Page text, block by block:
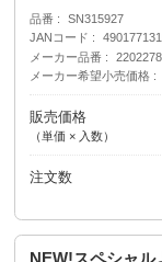
品番
SN315927
JANコード
メーカー品番
メーカー希望小売価格
販売価格
（単価 × 入数）
注文数
NEW!スペシャル